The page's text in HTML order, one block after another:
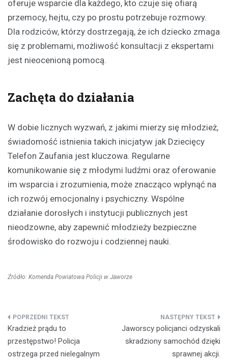
oferuje wsparcie dla każdego, kto czuje się ofiarą
przemocy, hejtu, czy po prostu potrzebuje rozmowy.
Dla rodziców, którzy dostrzegają, że ich dziecko zmaga
się z problemami, możliwość konsultacji z ekspertami
jest nieocenioną pomocą.
Zachęta do działania
W dobie licznych wyzwań, z jakimi mierzy się młodzież,
świadomość istnienia takich inicjatyw jak Dziecięcy
Telefon Zaufania jest kluczowa. Regularne
komunikowanie się z młodymi ludźmi oraz oferowanie
im wsparcia i zrozumienia, może znacząco wpłynąć na
ich rozwój emocjonalny i psychiczny. Wspólne
działanie dorosłych i instytucji publicznych jest
nieodzowne, aby zapewnić młodzieży bezpieczne
środowisko do rozwoju i codziennej nauki.
Źródło: Komenda Powiatowa Policji w Jaworze
Nawigacja
wpisu
Kradzież prądu to
przestępstwo! Policja
ostrzega przed nielegalnym
Jaworscy policjanci odzyskali
skradziony samochód dzięki
sprawnej akcji.